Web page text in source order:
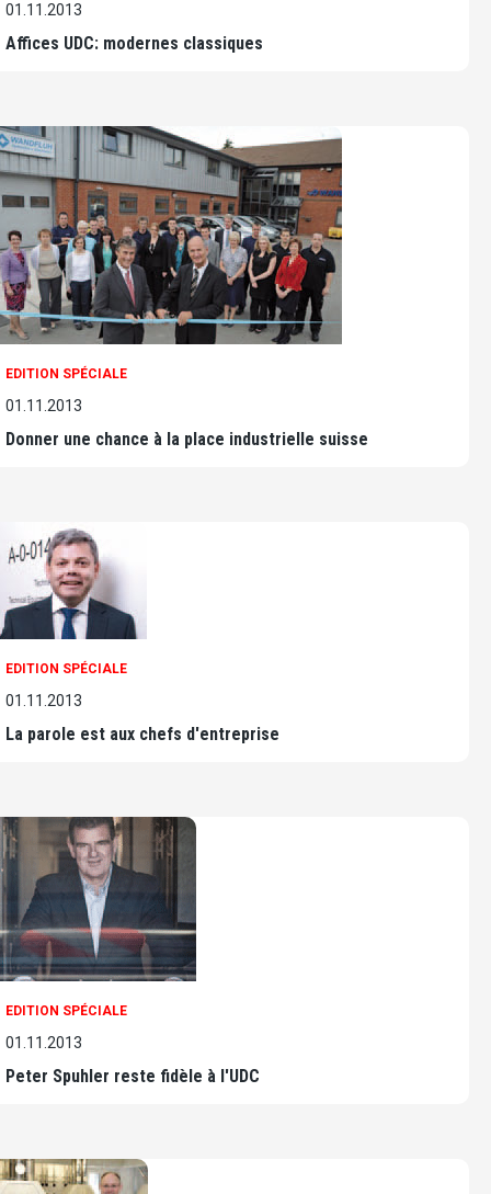
01.11.2013
Affices UDC: modernes classiques
EDITION SPÉCIALE
01.11.2013
Donner une chance à la place industrielle suisse
EDITION SPÉCIALE
01.11.2013
La parole est aux chefs d'entreprise
EDITION SPÉCIALE
01.11.2013
Peter Spuhler reste fidèle à l'UDC